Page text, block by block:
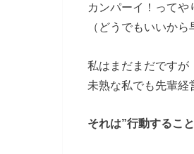
カンパーイ！ってや
（どうでもいいから
私はまだまだですが
未熟な私でも先輩経
それは”行動するこ